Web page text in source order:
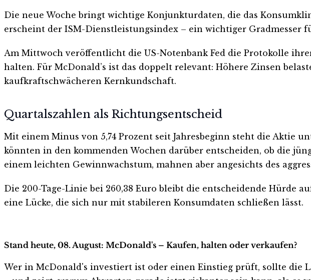
Die neue Woche bringt wichtige Konjunkturdaten, die das
erscheint der ISM-Dienstleistungsindex – ein wichtiger
Am Mittwoch veröffentlicht die US-Notenbank Fed die Protokolle
halten. Für McDonald’s ist das doppelt relevant: Höhere Zinsen
kaufkraftschwächeren Kernkundschaft.
Quartalszahlen als Richtungsentscheid
Mit einem Minus von 5,74 Prozent seit Jahresbeginn steht die Aktie
könnten in den kommenden Wochen darüber entscheiden, ob die
einem leichten Gewinnwachstum, mahnen aber angesichts des
Die 200-Tage-Linie bei 260,38 Euro bleibt die entscheidende Hürde
eine Lücke, die sich nur mit stabileren Konsumdaten schließen lässt.
Stand heute, 08. August: McDonald's – Kaufen, halten oder verkaufen?
Wer in McDonald's investiert ist oder einen Einstieg prüft, sollte die